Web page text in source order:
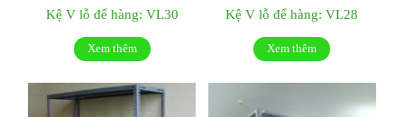
Kệ V lỗ để hàng: VL30
Xem thêm
Kệ V lỗ để hàng: VL28
Xem thêm